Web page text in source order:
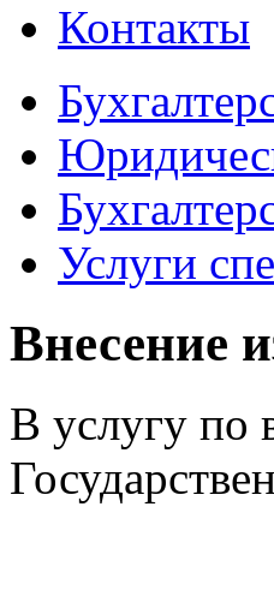
Контакты
Услуги
Внесение
В услугу